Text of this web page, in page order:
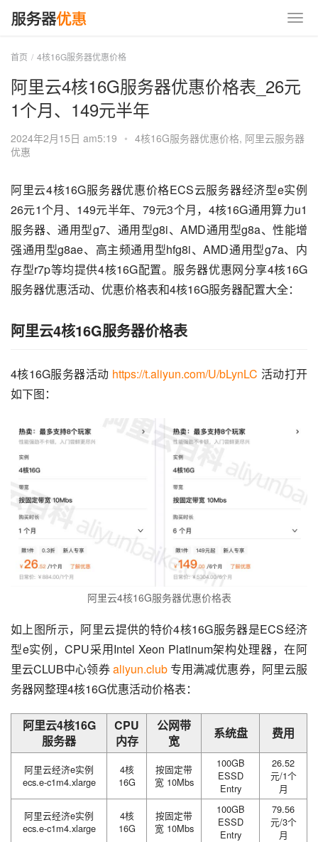
首页 4核16G服务器优惠价格
阿里云4核16G服务器优惠价格表_26元
1个月、149元半年
2024年2月15日 am5:19 • 4核16G服务器优惠价格, 阿里云服务器
优惠
阿里云4核16G服务器优惠价格ECS云服务器经济型e实例
26元1个月、149元半年、79元3个月，4核16G通用算力u1
服务器、通用型g7、通用型g8i、AMD通用型g8a、性能增
强通用型g8ae、高主频通用型hfg8i、AMD通用型g7a、内
存型r7p等均提供4核16G配置。服务器优惠网分享4核16G
服务器优惠活动、优惠价格表和4核16G服务器配置大全：
阿里云4核16G服务器价格表
4核16G服务器活动 https://t.aliyun.com/U/bLynLC 活动打开
如下图：
阿里云4核16G服务器优惠价格表
如上图所示，阿里云提供的特价4核16G服务器是ECS经济
型e实例，CPU采用Intel Xeon Platinum架构处理器，在阿
里云CLUB中心领券 aliyun.club 专用满减优惠券，阿里云服
务器网整理4核16G优惠活动价格表：
阿里云4核16G
服务器
CPU
内存
公网带
宽
系统盘 费用
阿里云经济e实例
ecs.e-c1m4.xlarge
4核
16G
按固定带
宽 10Mbs
100GB
ESSD
Entry
26.52
元/1个
月
阿里云经济e实例
ecs.e-c1m4.xlarge
4核
16G
按固定带
宽 10Mbs
100GB
ESSD
Entry
79.56
元/3个
月